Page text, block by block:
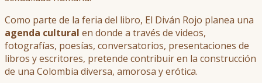
Como parte de la feria del libro, El Diván Rojo planea una
agenda cultural en donde a través de videos,
fotografías, poesías, conversatorios, presentaciones de
libros y escritores, pretende contribuir en la construcción
de una Colombia diversa, amorosa y erótica.